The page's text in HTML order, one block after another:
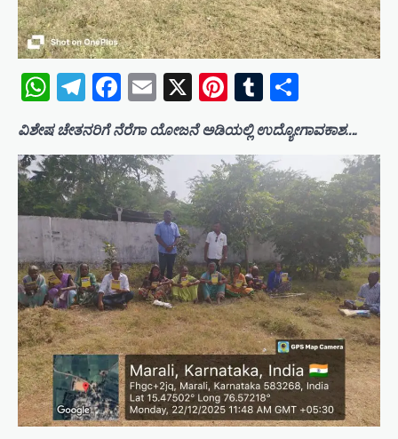
WhatsApp
Telegram
Facebook
Email
X Pinterest
Tumblr
ವಿಶೇಷ ಚೇತನರಿಗೆ ನೆರೆಗಾ ಯೋಜನೆ ಅಡಿಯಲ್ಲಿ ಉದ್ಯೋಗಾವಕಾಶ….